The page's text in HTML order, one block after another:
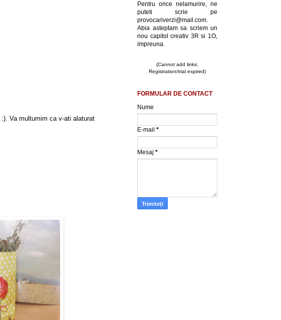
:). Va multumim ca v-ati alaturat
Pentru orice nelamurire, ne
puteti scrie pe
provocariverzi@mail.com.
Abia asteptam sa scriem un
nou capitol creativ 3R si 1O,
impreuna.
(Cannot add links:
Registration/trial expired)
FORMULAR DE CONTACT
Nume
E-mail *
Mesaj *